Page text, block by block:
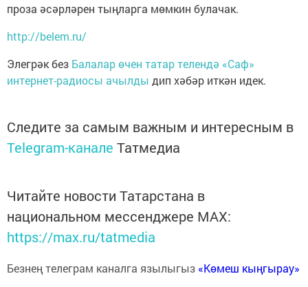
проза әсәрләрен тыңларга мөмкин булачак.
http://belem.ru/
Элегрәк без Балалар өчен татар телендә «Саф»
интернет-радиосы ачылды дип хәбәр иткән идек.
Следите за самым важным и интересным в
Telegram-канале Татмедиа
Читайте новости Татарстана в
национальном мессенджере MАХ:
https://max.ru/tatmedia
Безнең телеграм каналга язылыгыз «Көмеш кыңгырау»